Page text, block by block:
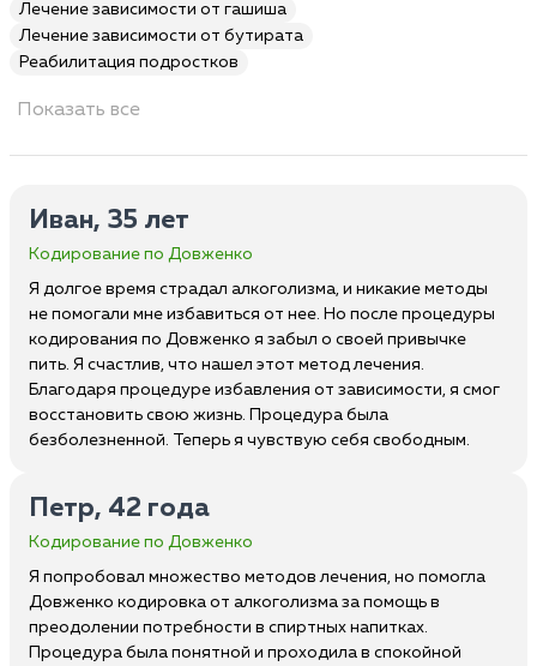
Лечение зависимости от гашиша
Лечение зависимости от бутирата
Реабилитация подростков
Показать все
Иван, 35 лет
Кодирование по Довженко
Я долгое время страдал алкоголизма, и никакие методы
не помогали мне избавиться от нее. Но после процедуры
кодирования по Довженко я забыл о своей привычке
пить. Я счастлив, что нашел этот метод лечения.
Благодаря процедуре избавления от зависимости, я смог
восстановить свою жизнь. Процедура была
безболезненной. Теперь я чувствую себя свободным.
Петр, 42 года
Кодирование по Довженко
Я попробовал множество методов лечения, но помогла
Довженко кодировка от алкоголизма за помощь в
преодолении потребности в спиртных напитках.
Процедура была понятной и проходила в спокойной